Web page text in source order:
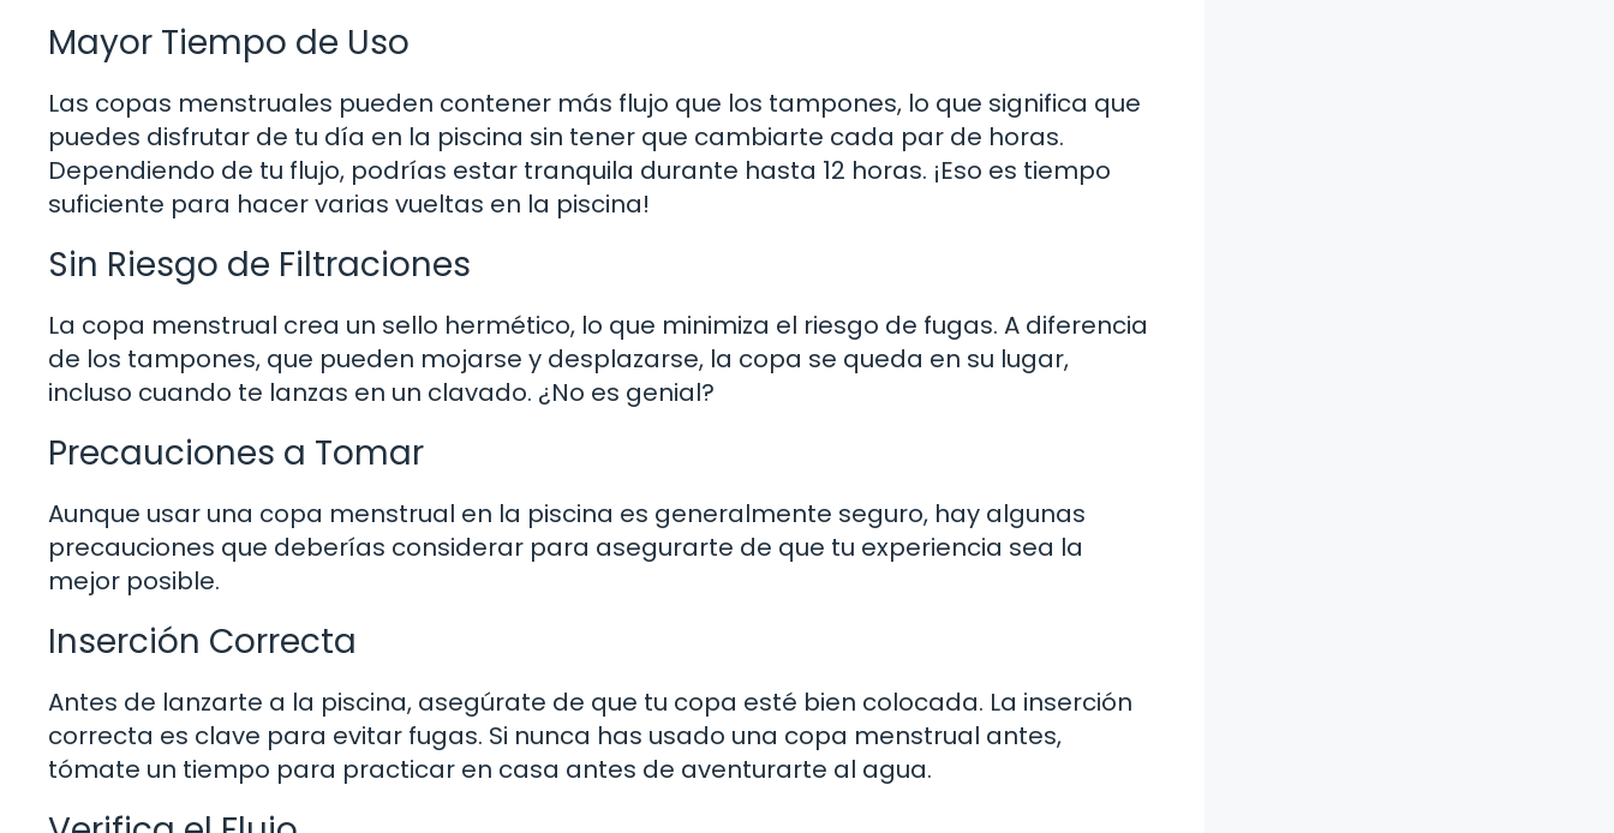
Mayor Tiempo de Uso
Las copas menstruales pueden contener más flujo que los tampones, lo que significa que
puedes disfrutar de tu día en la piscina sin tener que cambiarte cada par de horas.
Dependiendo de tu flujo, podrías estar tranquila durante hasta 12 horas. ¡Eso es tiempo
suficiente para hacer varias vueltas en la piscina!
Sin Riesgo de Filtraciones
La copa menstrual crea un sello hermético, lo que minimiza el riesgo de fugas. A diferencia
de los tampones, que pueden mojarse y desplazarse, la copa se queda en su lugar,
incluso cuando te lanzas en un clavado. ¿No es genial?
Precauciones a Tomar
Aunque usar una copa menstrual en la piscina es generalmente seguro, hay algunas
precauciones que deberías considerar para asegurarte de que tu experiencia sea la
mejor posible.
Inserción Correcta
Antes de lanzarte a la piscina, asegúrate de que tu copa esté bien colocada. La inserción
correcta es clave para evitar fugas. Si nunca has usado una copa menstrual antes,
tómate un tiempo para practicar en casa antes de aventurarte al agua.